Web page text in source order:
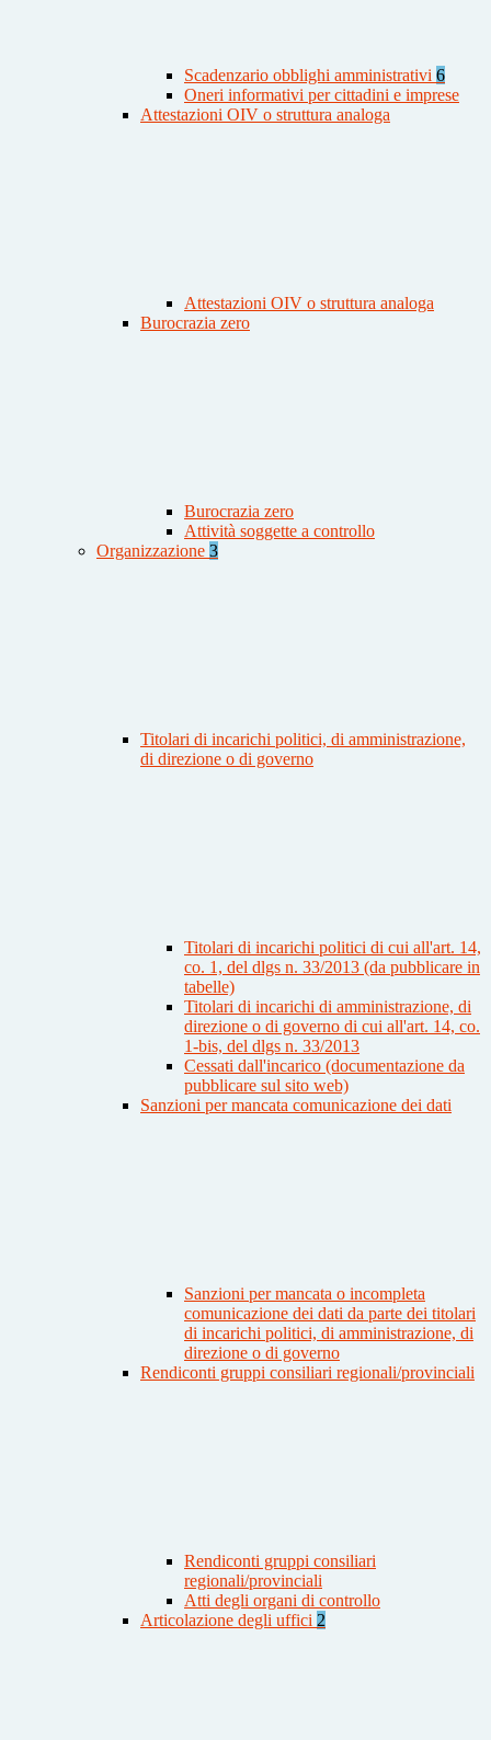
Scadenzario obblighi amministrativi 6
Oneri informativi per cittadini e imprese
Attestazioni OIV o struttura analoga
Attestazioni OIV o struttura analoga
Burocrazia zero
Burocrazia zero
Attività soggette a controllo
Organizzazione 3
Titolari di incarichi politici, di amministrazione,
di direzione o di governo
Titolari di incarichi politici di cui all'art. 14,
co. 1, del dlgs n. 33/2013 (da pubblicare in
tabelle)
Titolari di incarichi di amministrazione, di
direzione o di governo di cui all'art. 14, co.
1-bis, del dlgs n. 33/2013
Cessati dall'incarico (documentazione da
pubblicare sul sito web)
Sanzioni per mancata comunicazione dei dati
Sanzioni per mancata o incompleta
comunicazione dei dati da parte dei titolari
di incarichi politici, di amministrazione, di
direzione o di governo
Rendiconti gruppi consiliari regionali/provinciali
Rendiconti gruppi consiliari
regionali/provinciali
Atti degli organi di controllo
Articolazione degli uffici 2